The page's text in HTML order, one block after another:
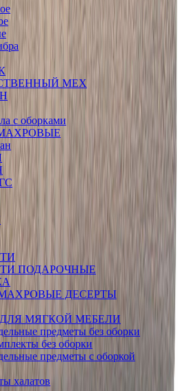
МЕХ
с оборками
ПОДАРОЧНЫЕ
ДЕСЕРТЫ
МЯГКОЙ МЕБЕЛИ
предметы без оборки
без оборки
предметы с оборкой
халатов